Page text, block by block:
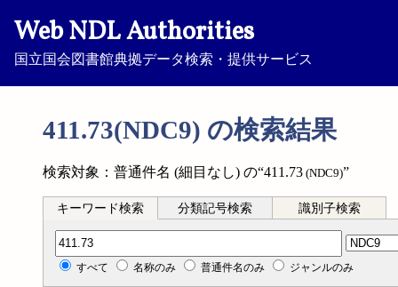
Web NDL Authorities
国立国会図書館典拠データ検索・提供サービス
411.73(NDC9) の検索結果
検索対象：普通件名 (細目なし) の“411.73 (NDC9)”
キーワード検索 分類記号検索 識別子検索
分類記号検索
すべて 名称のみ 普通件名のみ ジャンルのみ